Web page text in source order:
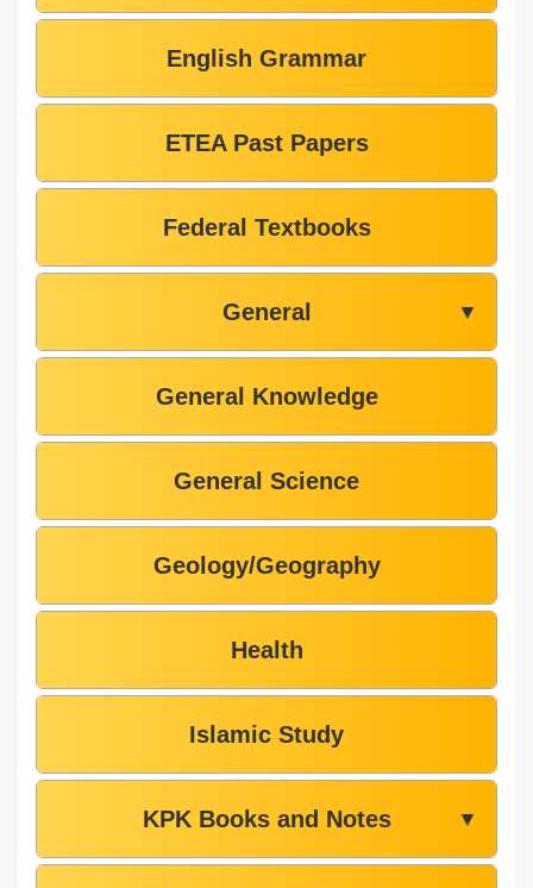
English Grammar
ETEA Past Papers
Federal Textbooks
General ▼
General Knowledge
General Science
Geology/Geography
Health
Islamic Study
KPK Books and Notes ▼